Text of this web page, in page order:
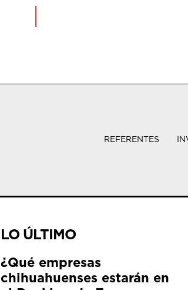
REFERENTES
LO ÚLTIMO
¿Qué empresas
chihuahuenses estarán en